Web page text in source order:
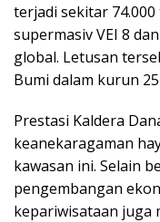
terjadi sekitar
supermasiv VEI 8
global. Letusan
Bumi dalam kurun
Prestasi Kaldera
keanekaragaman
kawasan ini. Selain
pengembangan
kepariwisataan juga